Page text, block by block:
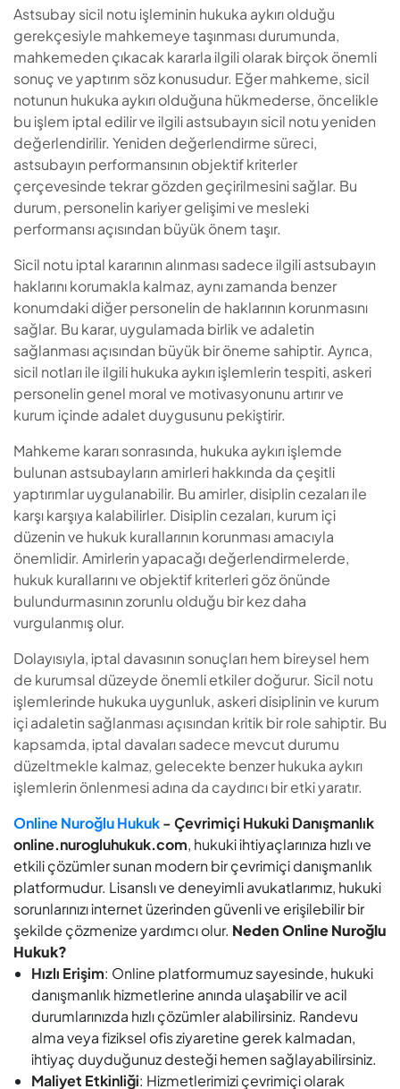
Astsubay sicil notu işleminin hukuka aykırı olduğu
gerekçesiyle mahkemeye taşınması durumunda,
mahkemeden çıkacak kararla ilgili olarak birçok önemli
sonuç ve yaptırım söz konusudur. Eğer mahkeme, sicil
notunun hukuka aykırı olduğuna hükmederse, öncelikle
bu işlem iptal edilir ve ilgili astsubayın sicil notu yeniden
değerlendirilir. Yeniden değerlendirme süreci,
astsubayın performansının objektif kriterler
çerçevesinde tekrar gözden geçirilmesini sağlar. Bu
durum, personelin kariyer gelişimi ve mesleki
performansı açısından büyük önem taşır.
Sicil notu iptal kararının alınması sadece ilgili astsubayın
haklarını korumakla kalmaz, aynı zamanda benzer
konumdaki diğer personelin de haklarının korunmasını
sağlar. Bu karar, uygulamada birlik ve adaletin
sağlanması açısından büyük bir öneme sahiptir. Ayrıca,
sicil notları ile ilgili hukuka aykırı işlemlerin tespiti, askeri
personelin genel moral ve motivasyonunu artırır ve
kurum içinde adalet duygusunu pekiştirir.
Mahkeme kararı sonrasında, hukuka aykırı işlemde
bulunan astsubayların amirleri hakkında da çeşitli
yaptırımlar uygulanabilir. Bu amirler, disiplin cezaları ile
karşı karşıya kalabilirler. Disiplin cezaları, kurum içi
düzenin ve hukuk kurallarının korunması amacıyla
önemlidir. Amirlerin yapacağı değerlendirmelerde,
hukuk kurallarını ve objektif kriterleri göz önünde
bulundurmasının zorunlu olduğu bir kez daha
vurgulanmış olur.
Dolayısıyla, iptal davasının sonuçları hem bireysel hem
de kurumsal düzeyde önemli etkiler doğurur. Sicil notu
işlemlerinde hukuka uygunluk, askeri disiplinin ve kurum
içi adaletin sağlanması açısından kritik bir role sahiptir. Bu
kapsamda, iptal davaları sadece mevcut durumu
düzeltmekle kalmaz, gelecekte benzer hukuka aykırı
işlemlerin önlenmesi adına da caydırıcı bir etki yaratır.
Online Nuroğlu Hukuk- Çevrimiçi Hukuki Danışmanlık
online.nurogluhukuk.com, hukuki ihtiyaçlarınıza hızlı ve
etkili çözümler sunan modern bir çevrimiçi danışmanlık
platformudur. Lisanslı ve deneyimli avukatlarımız, hukuki
sorunlarınızı internet üzerinden güvenli ve erişilebilir bir
şekilde çözmenize yardımcı olur. Neden Online Nuroğlu
Hukuk?
Hızlı Erişim: Online platformumuz sayesinde, hukuki
danışmanlık hizmetlerine anında ulaşabilir ve acil
durumlarınızda hızlı çözümler alabilirsiniz. Randevu
alma veya fiziksel ofis ziyaretine gerek kalmadan,
ihtiyaç duyduğunuz desteği hemen sağlayabilirsiniz.
Maliyet Etkinliği: Hizmetlerimizi çevrimiçi olarak